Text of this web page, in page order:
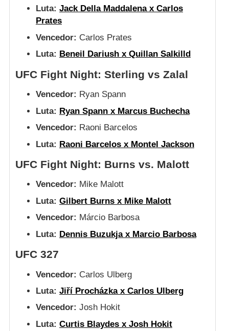
Luta: Jack Della Maddalena x Carlos
Prates
Vencedor: Carlos Prates
Luta: Beneil Dariush x Quillan Salkilld
UFC Fight Night: Sterling vs Zalal
Vencedor: Ryan Spann
Luta: Ryan Spann x Marcus Buchecha
Vencedor: Raoni Barcelos
Luta: Raoni Barcelos x Montel Jackson
UFC Fight Night: Burns vs. Malott
Vencedor: Mike Malott
Luta: Gilbert Burns x Mike Malott
Vencedor: Márcio Barbosa
Luta: Dennis Buzukja x Marcio Barbosa
UFC 327
Vencedor: Carlos Ulberg
Luta: Jiří Procházka x Carlos Ulberg
Vencedor: Josh Hokit
Luta: Curtis Blaydes x Josh Hokit